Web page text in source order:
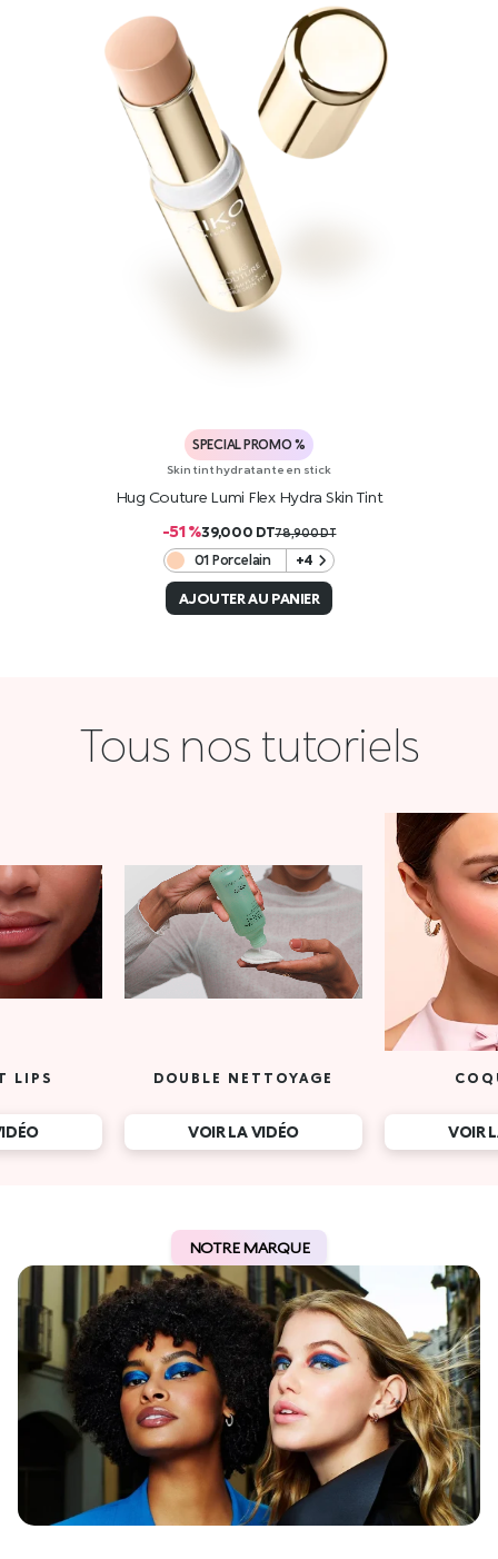
SPECIAL PROMO %
Skin tint hydratante en stick
Hug Couture Lumi Flex Hydra Skin Tint
-51 %39,000 DT78,900DT
01 Porcelain +4
AJOUTER AU PANIER
Tous nos tutoriels
LIPS DOUBLE NETTOYAGE
VOIR LA VIDÉO VOIR
NOTRE MARQUE